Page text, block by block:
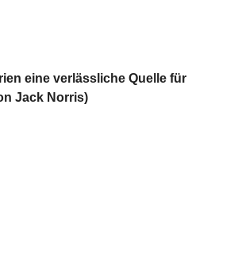
eine verlässliche Quelle für
Jack Norris)